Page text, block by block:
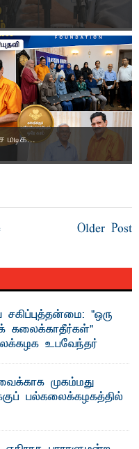
Older Post
சகிப்புத்தன்மை: "ஒரு
–
உபவேந்தர்
கனவு என்னால்
ஒவ்வொரு மாணவரும் ...
முகம்மது
பல்கலைக்கழகத்தில்